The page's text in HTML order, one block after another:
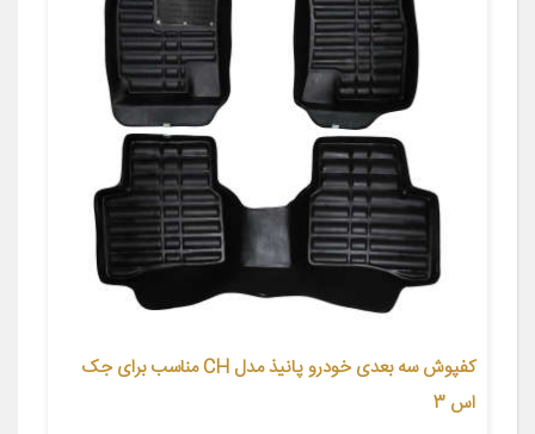
کفپوش سه بعدی خودرو پانیذ مدل CH مناسب برای جک
اس 3